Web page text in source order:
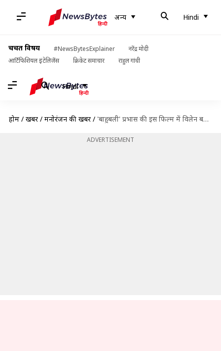
अन्य Hindi
चर्चित विषय #NewsBytesExplainer
नरेंद्र मोदी
आर्टिफिशियल इंटेलिजेंस
क्रिकेट समाचार राहुल गांधी
Hindi
होम / खबरें / मनोरंजन की खबरें / 'बाहुबली' प्रभास की इस फिल्म में विलेन बनेंगे सैफ अली खान
ADVERTISEMENT